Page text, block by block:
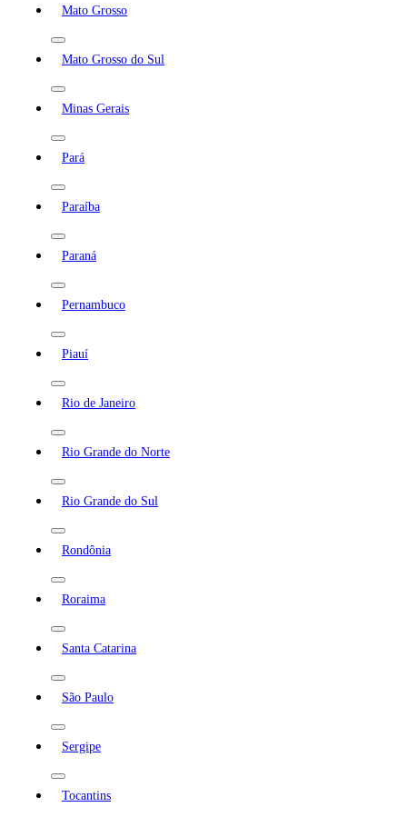
Mato Grosso
Mato Grosso do Sul
Minas Gerais
Pará
Paraíba
Paraná
Pernambuco
Piauí
Rio de Janeiro
Rio Grande do Norte
Rio Grande do Sul
Rondônia
Roraima
Santa Catarina
São Paulo
Sergipe
Tocantins